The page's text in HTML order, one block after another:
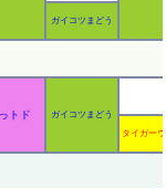
ガイコツまどう
トド ガイコツまどう
タイガー